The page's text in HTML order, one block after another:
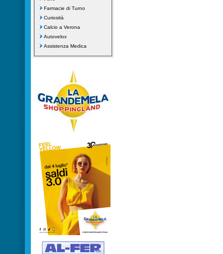
Farmacie di Turno
Curiosità
Calcio a Verona
Autovelox
Assistenza Medica